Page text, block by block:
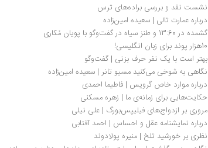
نشست نقد و بررسی براده‌های ترس
درباره عمارت تالی | سعیده امین‌زاده
گشمده در 13:60 و طنز سیاه در گفت‌وگو با پویان مُکاری
10هزار پوند برای زبان انگلیسی!
بهتر است با یک نفر حرف بزنی | گفت‌وگو
نگاهی به شوخی می‌کنید مسیو تانر | سعیده امین‌زاده
درباره موارد خاص گرویس | فاطیما احمدی
حکایت‌هایی برای زمانه‌ی ما | زهره مسکنی
مروری بر ازدواج‌های فیلیپس‌بورگ | علی نیلی
درباره نمایشنامه عقل و احساس | احمد آفتابی
نظری بر خورشید تلخ | منیره پولادوند